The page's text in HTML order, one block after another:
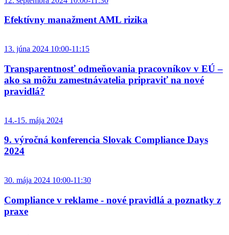
Efektívny manažment AML rizika
13. júna 2024 10:00-11:15
Transparentnosť odmeňovania pracovníkov v EÚ –
ako sa môžu zamestnávatelia pripraviť na nové
pravidlá?
14.-15. mája 2024
9. výročná konferencia Slovak Compliance Days
2024
30. mája 2024 10:00-11:30
Compliance v reklame - nové pravidlá a poznatky z
praxe